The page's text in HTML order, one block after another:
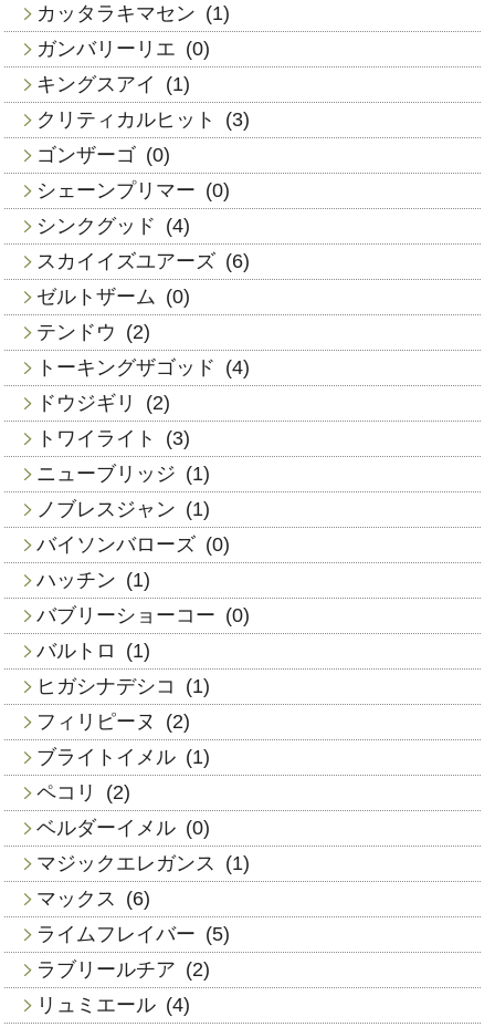
カッタラキマセン (1)
ガンバリーリエ (0)
キングスアイ
(1)
クリティカルヒット
(3)
ゴンザーゴ (0)
シェーンプリマー (0)
シンクグッド (4)
スカイイズユアーズ (6)
ゼルトザーム (0)
テンドウ (2)
トーキングザゴッド (4)
ドウジギリ
(2)
トワイライト
(3)
ニューブリッジ (1)
ノブレスジャン (1)
バイソンバローズ (0)
ハッチン (1)
バブリーショーコー (0)
バルトロ
(1)
ヒガシナデシコ
(1)
フィリピーヌ
(2)
ブライトイメル (1)
ペコリ
(2)
ベルダーイメル (0)
マジックエレガンス
(1)
マックス
(6)
ライムフレイバー (5)
ラブリールチア (2)
リュミエール (4)